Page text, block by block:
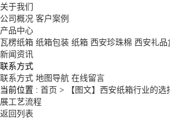
关于我们
公司概况 客户案例
产品中心
瓦楞纸箱 纸箱包装 纸箱 西安珍珠棉 西安礼品
新闻资讯
联系方式
联系方式 地图导航 在线留言
当前位置 : 首页 >
【图文】西安纸箱行业的
展工艺流程
返回列表